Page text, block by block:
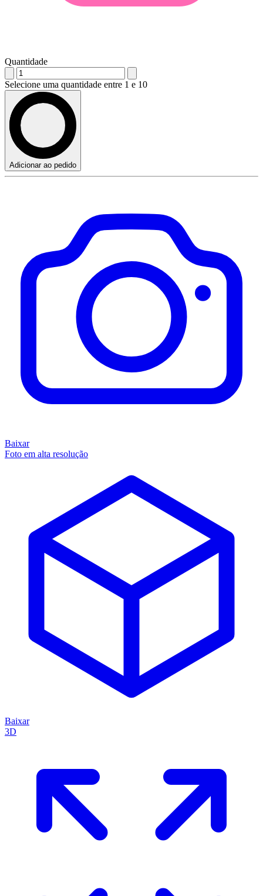
Quantidade
Selecione uma quantidade entre 1 e 10
Adicionar ao pedido
Baixar
Foto em alta resolução
Baixar
3D